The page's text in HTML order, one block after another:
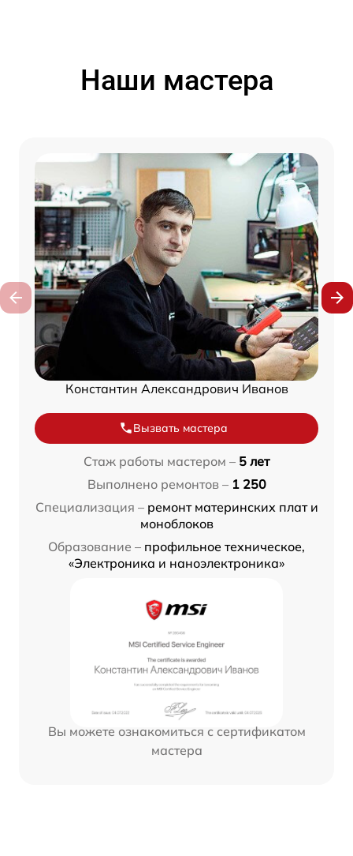
Наши мастера
Константин Александрович Иванов
Вызвать мастера
Стаж работы мастером – 5 лет
Выполнено ремонтов – 1 250
Специализация – ремонт материнских плат и
моноблоков
Образование – профильное техническое,
«Электроника и наноэлектроника»
Вы можете ознакомиться с сертификатом
мастера